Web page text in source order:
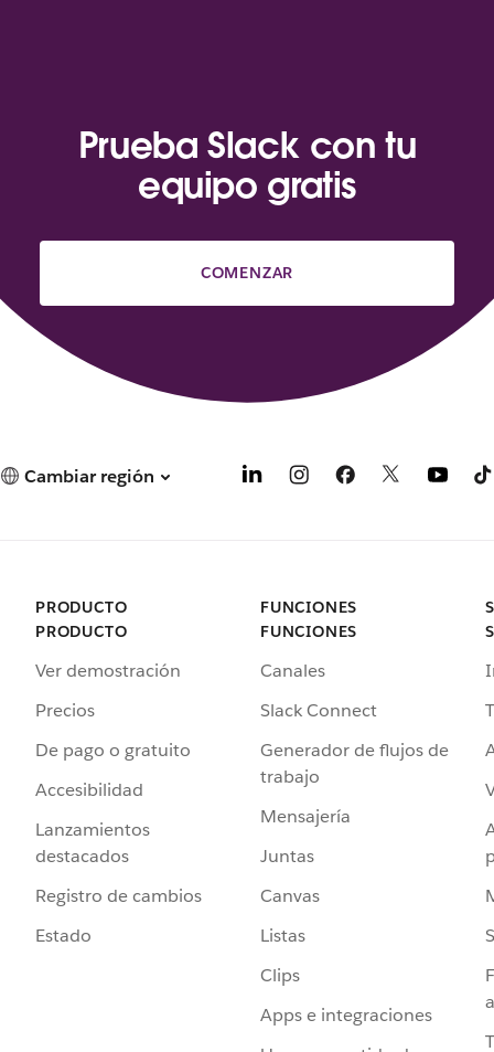
Prueba Slack con tu
equipo gratis
COMENZAR
Cambiar región
PRODUCTO
PRODUCTO
Ver demostración
Precios
De pago o gratuito
Accesibilidad
Lanzamientos
destacados
Registro de cambios
Estado
FUNCIONES
FUNCIONES
Canales
Slack Connect
Generador de flujos de
trabajo
Mensajería
Juntas
Canvas
Listas
Clips
Apps e integraciones